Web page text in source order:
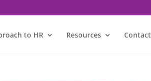
to HR Resources Contact